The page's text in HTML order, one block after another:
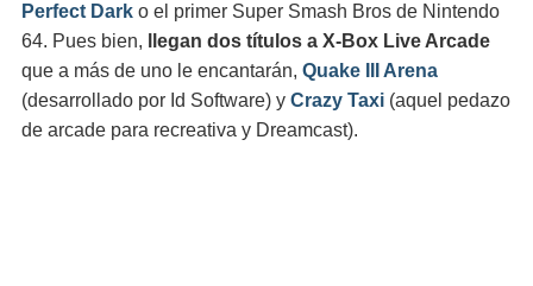
Perfect Dark o el primer Super Smash Bros de Nintendo
64. Pues bien,
llegan dos títulos a X-Box Live Arcade
que a más de uno le encantarán, Quake III Arena
(desarrollado por Id Software) y Crazy Taxi (aquel pedazo
de arcade para recreativa y Dreamcast).